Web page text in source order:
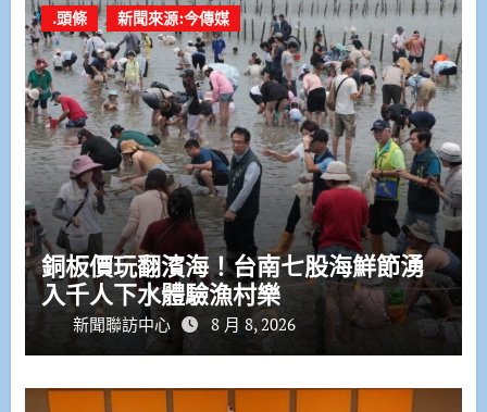
.頭條 新聞來源:今傳媒
銅板價玩翻濱海！台南七股海鮮節湧
入千人下水體驗漁村樂
新聞聯訪中心 8 月 8, 2026